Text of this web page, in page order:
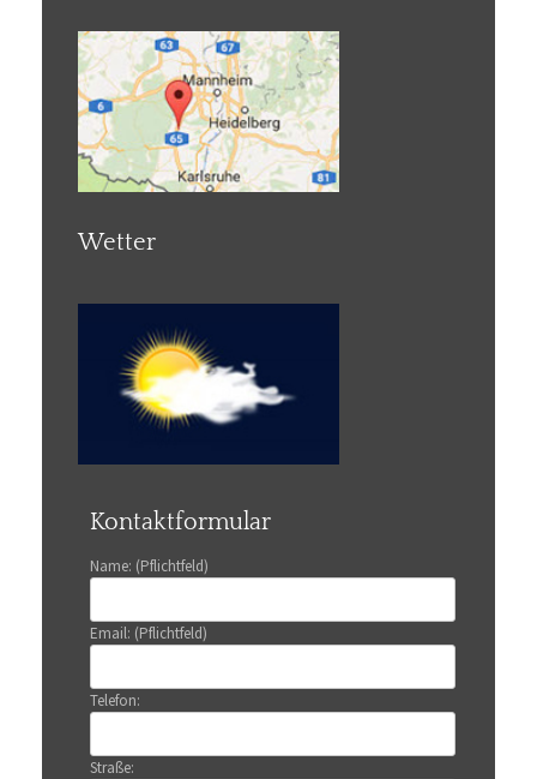
Wetter
Kontaktformular
Name: (Pflichtfeld)
Email: (Pflichtfeld)
Telefon:
Straße: